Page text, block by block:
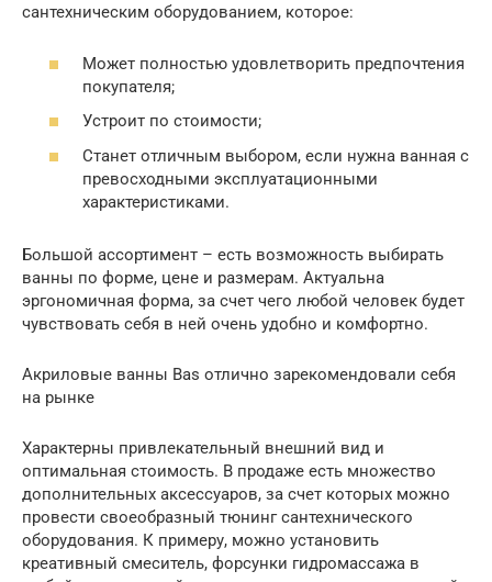
сантехническим оборудованием, которое:
Может полностью удовлетворить предпочтения
покупателя;
Устроит по стоимости;
Станет отличным выбором, если нужна ванная с
превосходными эксплуатационными
характеристиками.
Большой ассортимент – есть возможность выбирать
ванны по форме, цене и размерам. Актуальна
эргономичная форма, за счет чего любой человек будет
чувствовать себя в ней очень удобно и комфортно.
Акриловые ванны Bas отлично зарекомендовали себя
на рынке
Характерны привлекательный внешний вид и
оптимальная стоимость. В продаже есть множество
дополнительных аксессуаров, за счет которых можно
провести своеобразный тюнинг сантехнического
оборудования. К примеру, можно установить
креативный смеситель, форсунки гидромассажа в